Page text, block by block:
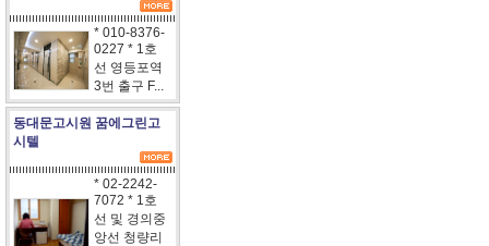
* 010-8376-
0227 * 1호
선 영등포역
3번 출구 F...
동대문고시원 꿈에그린고
시텔
* 02-2242-
7072 * 1호
선 및 경의중
앙선 청량리